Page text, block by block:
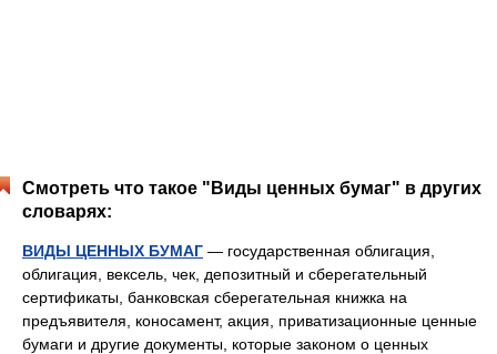
Смотреть что такое "Виды ценных бумаг" в других
словарях:
ВИДЫ ЦЕННЫХ БУМАГ — государственная облигация,
облигация, вексель, чек, депозитный и сберегательный
сертификаты, банковская сберегательная книжка на
предъявителя, коносамент, акция, приватизационные ценные
бумаги и другие документы, которые законом о ценных